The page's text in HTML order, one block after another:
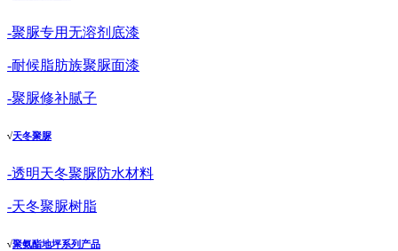
-聚脲专用无溶剂底漆
-耐候脂肪族聚脲面漆
-聚脲修补腻子
√天冬聚脲
-透明天冬聚脲防水材料
-天冬聚脲树脂
√聚氨酯地坪系列产品